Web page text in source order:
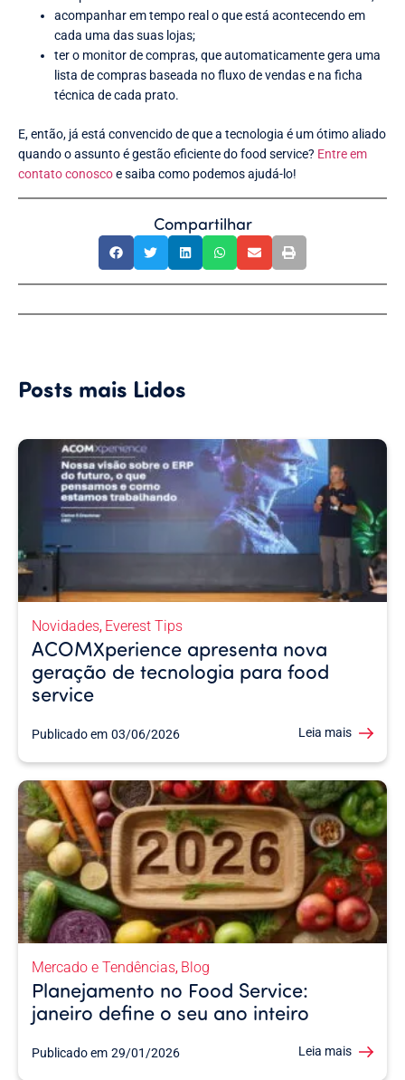
acompanhar em tempo real o que está acontecendo em
cada uma das suas lojas;
ter o monitor de compras, que automaticamente gera uma
lista de compras baseada no fluxo de vendas e na ficha
técnica de cada prato.
E, então, já está convencido de que a tecnologia é um ótimo aliado
quando o assunto é gestão eficiente do food service? Entre em
contato conoscoe saiba como podemos ajudá-lo!
Compartilhar
Posts mais Lidos
Novidades, Everest Tips
ACOMXperience apresenta nova
geração de tecnologia para food
service
Publicado em 03/06/2026 Leia mais
Mercado e Tendências, Blog
Planejamento no Food Service:
janeiro define o seu ano inteiro
Publicado em 29/01/2026 Leia mais